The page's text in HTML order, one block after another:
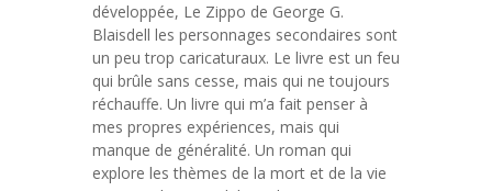
développée, Le Zippo de George G.
Blaisdell les personnages secondaires sont
un peu trop caricaturaux. Le livre est un feu
qui brûle sans cesse, mais qui ne toujours
réchauffe. Un livre qui m’a fait penser à
mes propres expériences, mais qui
manque de généralité. Un roman qui
explore les thèmes de la mort et de la vie